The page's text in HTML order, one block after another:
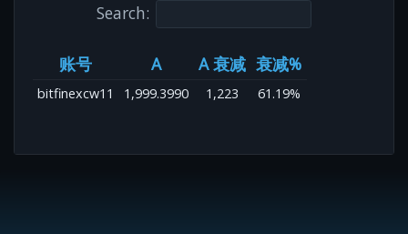
Search:
账号 A A 衰减 衰减%
bitfinexcw11 1,999.3990 1,223 61.19%